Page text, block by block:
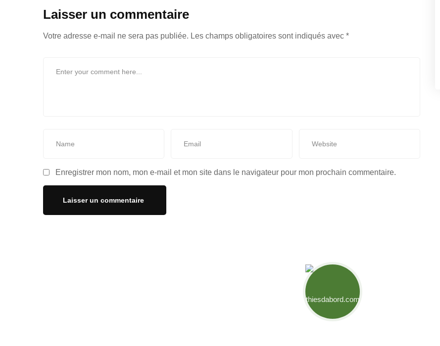
Laisser un commentaire
Votre adresse e-mail ne sera pas publiée. Les champs obligatoires sont indiqués avec *
Enregistrer mon nom, mon e-mail et mon site dans le navigateur pour mon prochain commentaire.